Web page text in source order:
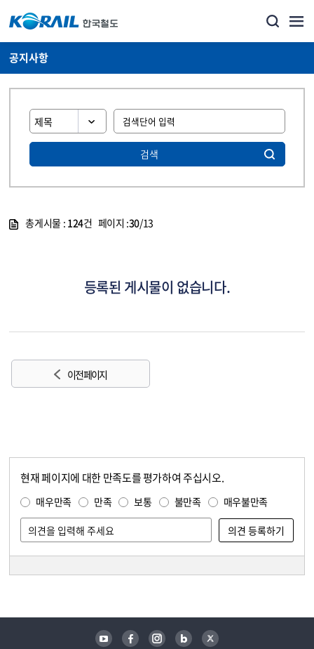
공지사항
검색
총게시물 : 124건 페이지 :30/13
등록된 게시물이 없습니다.
이전 페이지
현재 페이지에 대한 만족도를 평가하여 주십시오.
매우만족 만족 보통 불만족 매우불만족
유튜브 페이스북 인스타그램 블로그 트위터